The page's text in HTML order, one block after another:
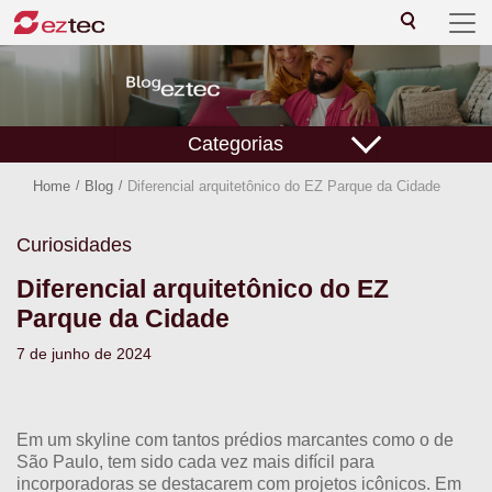
Categorias
Home / Blog / Diferencial arquitetônico do EZ Parque da Cidade
Curiosidades
Diferencial arquitetônico do EZ
Parque da Cidade
7 de junho de 2024
Em um skyline com tantos prédios marcantes como o de
São Paulo, tem sido cada vez mais difícil para
incorporadoras se destacarem com projetos icônicos. Em